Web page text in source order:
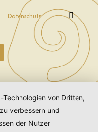
Datenschutz
Technologien von Dritten,
verbessern und
der Nutzer